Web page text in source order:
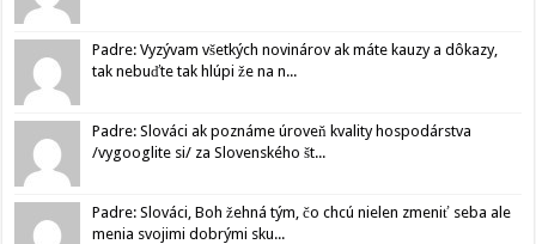
Padre: Vyzývam všetkých novinárov ak máte kauzy a dôkazy,
tak nebuďte tak hlúpi že na n...
Padre: Slováci ak poznáme úroveň kvality hospodárstva
/vygooglite si/ za Slovenského št...
Padre: Slováci, Boh žehná tým, čo chcú nielen zmeniť seba ale
menia svojimi dobrými sku...